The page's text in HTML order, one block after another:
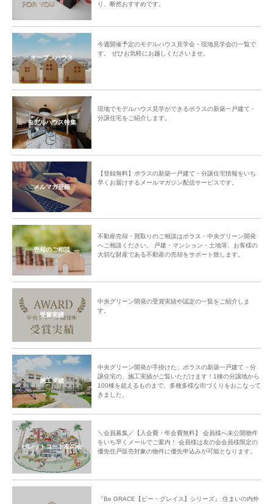
り、断然おすすめです。
オープンハウス
今週開催予定のモデルハウス見学会・現地見学会の一覧で
す。 ぜひお気軽にお越しくださいませ。
モデルハウス特集
現地でモデルハウス見学ができるポラスの新築一戸建て・
分譲住宅をご紹介します。
メルマガ登録
【登録無料】ポラスの新築一戸建て・分譲住宅情報をいち
早くお届けするメールマガジン配信サービスです。
売却のご相談
不動産売却・買取りのご相談はポラス・中央グリーン開発
へご相談ください。 戸建・マンション・土地等、お客様の
大切な財産である不動産の売却をサポート致します。
受賞実績
中央グリーン開発の受賞実績や認定の一覧をご紹介しま
す。
施工実績
中央グリーン開発が手掛けた、ポラスの新築一戸建て・分
譲住宅の、施工実績がご覧いただけます！1棟の分譲地から
100棟を超えるものまで、多種多様な街づくりをおこなって
きました。
パレットコート友の会
＼会員募集／【入会費・年会費無料】 会員様へ未公開物件
をいち早くメールでご案内！ 会員様は友の会会員様限定の
優先住戸販売対象の物件に優先申込みが可能となります。
『Be GRACE【ビー・グレイス】シリーズ』 住まいの内外